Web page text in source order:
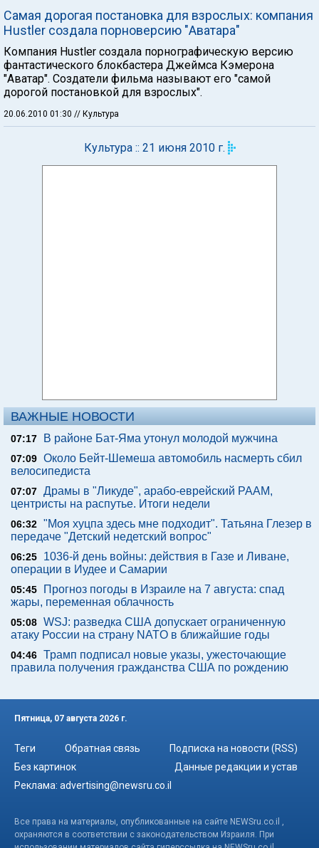
Самая дорогая постановка для взрослых: компания
Hustler создала порноверсию "Аватара"
Компания Hustler создала порнографическую версию
фантастического блокбастера Джеймса Кэмерона
"Аватар". Создатели фильма называют его "самой
дорогой постановкой для взрослых".
20.06.2010 01:30 // Культура
Культура :: 21 июня 2010 г.
ВАЖНЫЕ НОВОСТИ
07:17 В районе Бат-Яма утонул молодой мужчина
07:09 Около Бейт-Шемеша автомобиль насмерть сбил
велосипедиста
07:07 Драмы в "Ликуде", арабо-еврейский РААМ,
центристы на распутье. Итоги недели
06:32 "Моя хуцпа здесь мне подходит". Татьяна Глезер в
передаче "Детский недетский вопрос"
06:25
1036-й день войны: действия в Газе и Ливане,
операции в Иудее и Самарии
05:45
Прогноз погоды в Израиле на 7 августа: спад
жары, переменная облачность
05:08 WSJ: разведка США допускает ограниченную
атаку России на страну NATO в ближайшие годы
04:46 Трамп подписал новые указы, ужесточающие
правила получения гражданства США по рождению
Пятница, 07 августа 2026 г.
Теги Обратная связь
Подписка на новости (RSS)
Без картинок
Данные редакции и устав
Реклама: advertising@newsru.co.il
Все права на материалы, опубликованные на сайте NEWSru.co.il ,
охраняются в соответствии с законодательством Израиля. При